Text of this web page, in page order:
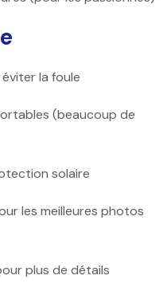
la foule
(beaucoup de
solaire
les meilleures photos
plus de détails